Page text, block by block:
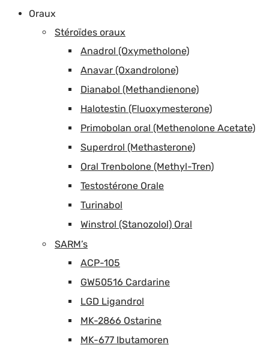
Oraux
Stéroïdes oraux
Anadrol (Oxymetholone)
Anavar (Oxandrolone)
Dianabol (Methandienone)
Halotestin (Fluoxymesterone)
Primobolan oral (Methenolone Acetate)
Superdrol (Methasterone)
Oral Trenbolone (Methyl-Tren)
Testostérone Orale
Turinabol
Winstrol (Stanozolol) Oral
SARM’s
ACP-105
GW50516 Cardarine
LGD Ligandrol
MK-2866 Ostarine
MK-677 Ibutamoren